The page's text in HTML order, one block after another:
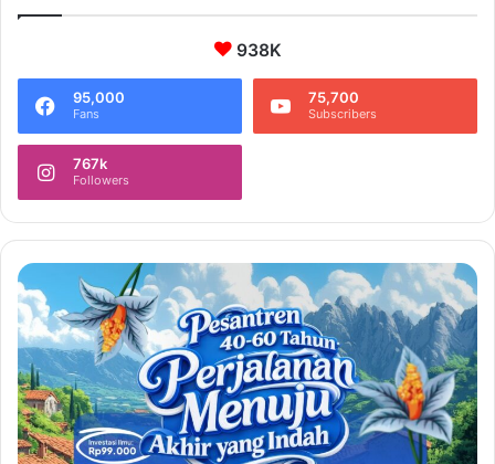
938K
95,000
Fans
75,700
Subscribers
767k
Followers